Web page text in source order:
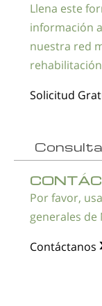
Llena este
información
nuestra red
Solicitud
Por favor,
generales de
Contáctanos